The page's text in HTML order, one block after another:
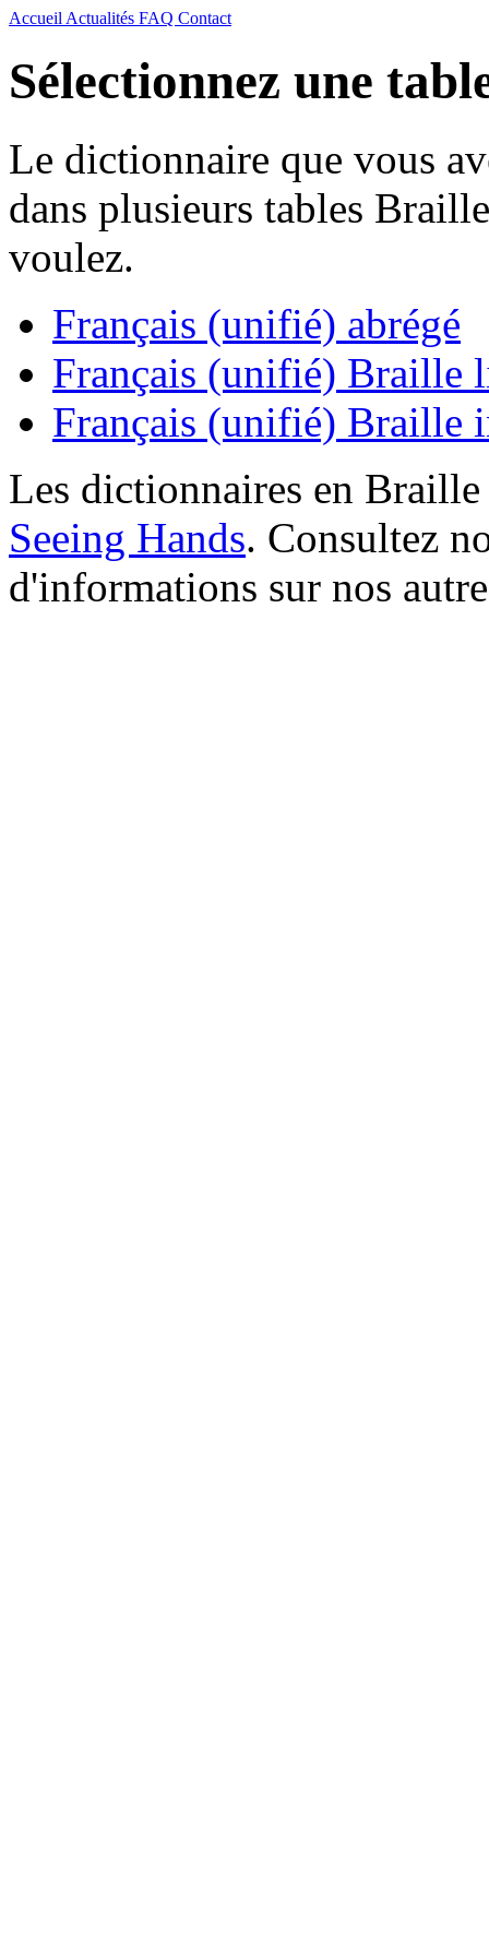
Accueil Actualités FAQ Contact
Sélectionnez une
Le dictionnaire que vous
dans plusieurs tables
voulez.
Français (unifié) abrégé
Français (unifié) Braille
Français (unifié) Braille
Les dictionnaires en
Seeing Hands. Consultez
d'informations sur nos